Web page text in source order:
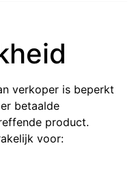
verkoper is beperkt
betaalde
product.
voor: